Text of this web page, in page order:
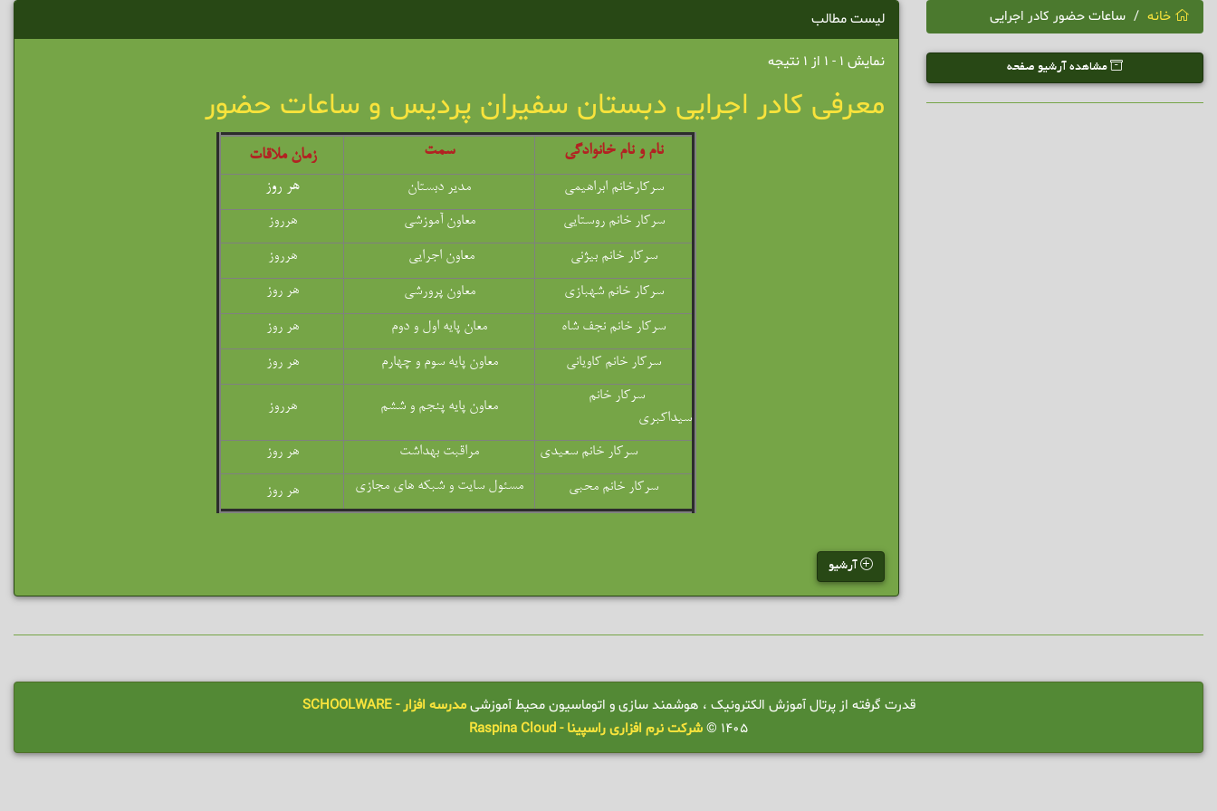
لیست مطالب
نمایش 1 - 1 از 1 نتیجه
معرفی کادر اجرایی دبستان سفیران پردیس و ساعات حضور
نام و نام خانوادگی سمت زمان ملاقات
سرکارخانم ابراهیمی مدیر دبستان هر روز
سرکار خانم روستایی معاون آموزشی هرروز
سرکار خانم بیژنی معاون اجرایی هرروز
سرکار خانم شهبازی معاون پرورشی هر روز
سرکار خانم نجف شاه معان پایه اول و دوم هر روز
سرکار خانم کاویانی معاون پایه سوم و چهارم هر روز
سرکار خانم
سیداکبری
معاون پایه پنجم و ششم هرروز
سرکار خانم سعیدی مراقبت بهداشت هر روز
سرکار خانم محبی مسئول سایت و شبکه های مجازی هر روز
آرشیو
خانه ساعات حضور کادر اجرایی
مشاهده آرشیو صفحه
قدرت گرفته از پرتال آموزش الکترونیک ، هوشمند سازی و اتوماسیون محیط آموزشیمدرسه افزار - SCHOOLWARE
1405 ©
شرکت نرم افزاری راسپینا - Raspina Cloud